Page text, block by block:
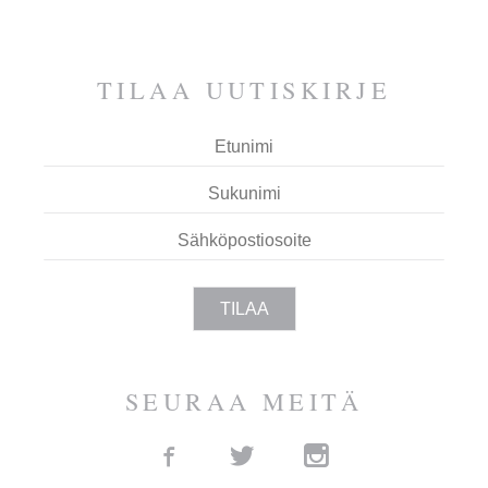
TILAA UUTIS­KIRJE
SEURAA MEITÄ
FacebookTwitter